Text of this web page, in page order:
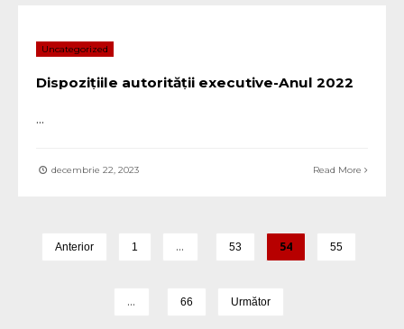
Uncategorized
Dispozițiile autorității executive-Anul 2022
...
decembrie 22, 2023 Read More
Anterior 1 … 53 54 55
… 66 Următor